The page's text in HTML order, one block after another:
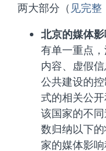
两大部分（见完整
北京的媒体影
有单一重点
内容、虚假
公共建设的
式的相关公
该国家的不
数归纳以下
家的媒体影响